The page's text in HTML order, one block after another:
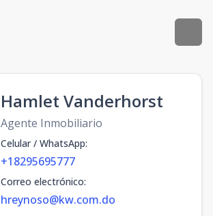
Hamlet Vanderhorst
Agente Inmobiliario
Celular / WhatsApp:
+18295695777
Correo electrónico:
hreynoso@kw.com.do